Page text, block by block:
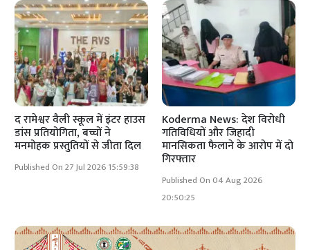
द रामेश्वर वैली स्कूल में इंटर हाउस
डांस प्रतियोगिता, बच्चों ने
मनमोहक प्रस्तुतियों से जीता दिल
Published On 27 Jul 2026 15:59:38
Koderma News: देश विरोधी
गतिविधियों और जिहादी
मानसिकता फैलाने के आरोप में दो
गिरफ्तार
Published On 04 Aug 2026
20:50:25